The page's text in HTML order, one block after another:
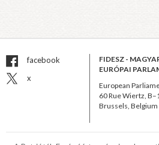
facebook
x
FIDESZ -
EURÓPAI
European
60 Rue Wiertz,
Brussels, Belgium